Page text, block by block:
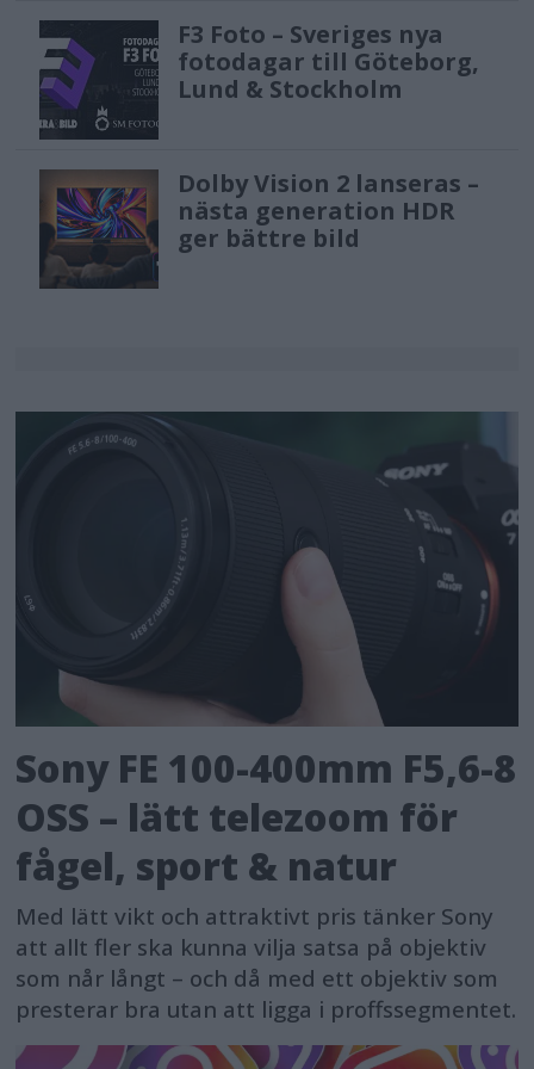
F3 Foto – Sveriges nya
fotodagar till Göteborg,
Lund & Stockholm
Dolby Vision 2 lanseras –
nästa generation HDR
ger bättre bild
Sony FE 100-400mm F5,6-8
OSS – lätt telezoom för
fågel, sport & natur
Med lätt vikt och attraktivt pris tänker Sony
att allt fler ska kunna vilja satsa på objektiv
som når långt – och då med ett objektiv som
presterar bra utan att ligga i proffssegmentet.